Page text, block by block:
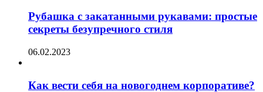
Рубашка с закатанными рукавами: простые
секреты безупречного стиля
06.02.2023
Как вести себя на новогоднем корпоративе?